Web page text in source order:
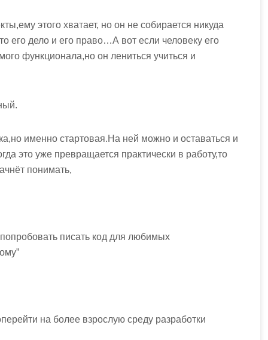
этого хватает, но он не собирается никуда
его дело и его право…А вот если человеку его
функционала,но он лениться учиться и
именно стартовая.На ней можно и оставаться и
это уже превращается практически в работу,то
понимать,
писать код для любимых
на более взрослую среду разработки